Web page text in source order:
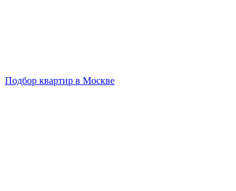
Подбор квартир в Москве